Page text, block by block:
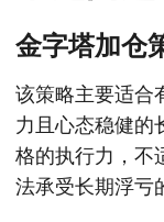
金字塔加仓
该策略主要适合
力且心态稳健的
格的执行力，不
法承受长期浮亏